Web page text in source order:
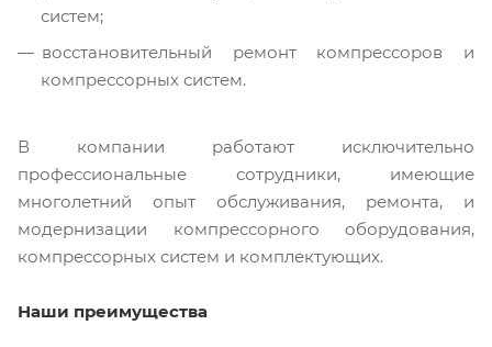
систем;
восстановительный ремонт компрессоров и
компрессорных систем.
В компании работают исключительно
профессиональные сотрудники, имеющие
многолетний опыт обслуживания, ремонта, и
модернизации компрессорного оборудования,
компрессорных систем и комплектующих.
Наши преимущества